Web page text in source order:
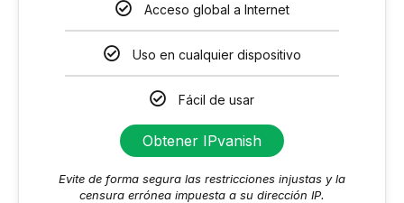
Acceso global a Internet
Uso en cualquier dispositivo
Fácil de usar
Obtener IPvanish
Evite de forma segura las restricciones injustas y la
censura errónea impuesta a su dirección IP.